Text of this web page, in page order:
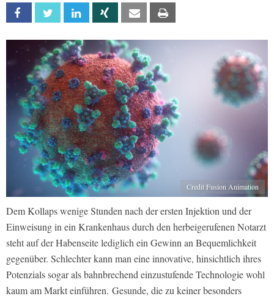
Facebook Twitter Linkedin Xing Email
Credit Fusion Animation
Dem Kollaps wenige Stunden nach der ersten Injektion und der
Einweisung in ein Krankenhaus durch den herbeigerufenen Notarzt
steht auf der Habenseite lediglich ein Gewinn an Bequemlichkeit
gegenüber. Schlechter kann man eine innovative, hinsichtlich ihres
Potenzials sogar als bahnbrechend einzustufende Technologie wohl
kaum am Markt einführen. Gesunde, die zu keiner besonders